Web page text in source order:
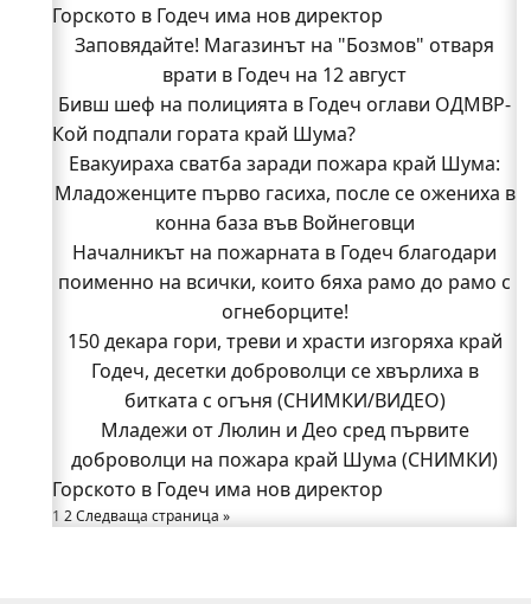
Горското в Годеч има нов директор
Заповядайте! Магазинът на "Бозмов" отваря
врати в Годеч на 12 август
Бивш шеф на полицията в Годеч оглави ОДМВР-
Видин
Кой подпали гората край Шума?
Младежи от Люлин и Део сред първите
доброволци на пожара край Шума (СНИМКИ)
Началникът на пожарната в Годеч благодари
поименно на всички, които бяха рамо до рамо с
огнеборците!
150 декара гори, треви и храсти изгоряха край
Годеч, десетки доброволци се хвърлиха в
битката с огъня (СНИМКИ/ВИДЕО)
Полицията влиза в селата
Възможни са прекъсвания на тока утре в части
от община Годеч
Какво накара Яна и Станимир да изберат Годеч
Кой подпали гората край Шума?
Евакуираха сватба заради пожара край Шума:
Младоженците първо гасиха, после се ожениха в
конна база във Войнеговци
Началникът на пожарната в Годеч благодари
поименно на всички, които бяха рамо до рамо с
огнеборците!
150 декара гори, треви и храсти изгоряха край
Годеч, десетки доброволци се хвърлиха в
битката с огъня (СНИМКИ/ВИДЕО)
Младежи от Люлин и Део сред първите
доброволци на пожара край Шума (СНИМКИ)
Горското в Годеч има нов директор
1 2Следваща страница »